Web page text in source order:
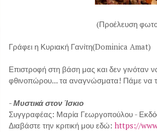
(Προέλευση
Γράφει η Κυριακή Γανίτη(Dominica Amat)
Επιστροφή στη βάση μας και δεν γινόταν
φθινοπώρου... τα αναγνώσματα! Πάμε να
- Μυστικά στον Ίσκιο
Συγγραφέας: Μαρία Γεωργοπούλου -
Διαβάστε την κριτική μου εδώ: https://